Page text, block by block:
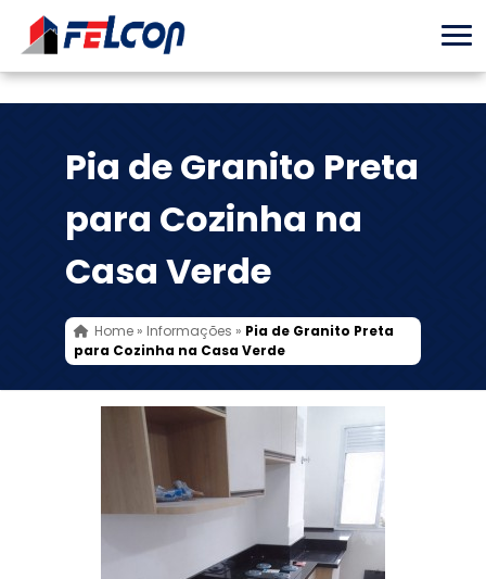
Pia de Granito Preta
para Cozinha na
Casa Verde
Home» Informações » Pia de Granito Preta
para Cozinha na Casa Verde